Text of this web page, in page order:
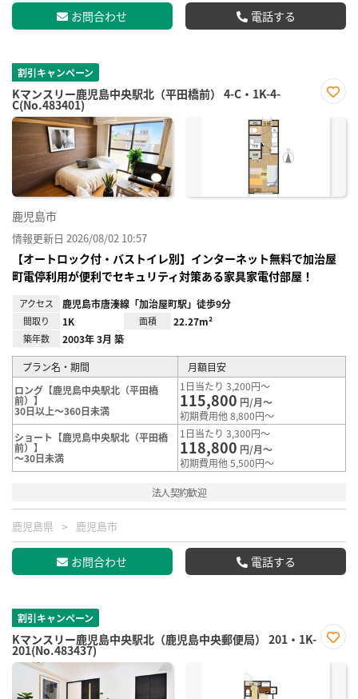
お問合わせ 電話する
割引キャンペーン
Kマンスリー鹿児島中央駅北（平田橋前） 4-C・1K-4-
C(No.483401)
に入
鹿児島市
情報更新日 2026/08/02 10:57
【オートロック付・バストイレ別】インターネット無料で加治屋
町電停利用が便利でセキュリティ対策ある家具家電付部屋！
アクセス 鹿児島市唐湊線「加治屋町駅」徒歩9分
間取り 1K 面積 22.27m²
築年数 2003年 3月 築
プラン名・期間
月額目安
ロング【鹿児島中央駅北（平田橋
前）】
30日以上～360日未満
1日当たり 3,200円～
115,800 円/月～
初期費用他 8,800円～
ショート【鹿児島中央駅北（平田橋
前）】
～30日未満
1日当たり 3,300円～
118,800 円/月～
初期費用他 5,500円～
法人契約歓迎
鹿児島県 鹿児島市
お問合わせ 電話する
割引キャンペーン
Kマンスリー鹿児島中央駅北（鹿児島中央郵便局） 201・1K-
201(No.483437)
に入